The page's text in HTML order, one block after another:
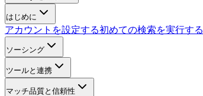
はじめに
アカウントを設定する初めての検索を実行する
ソーシング
ツールと連携
マッチ品質と信頼性